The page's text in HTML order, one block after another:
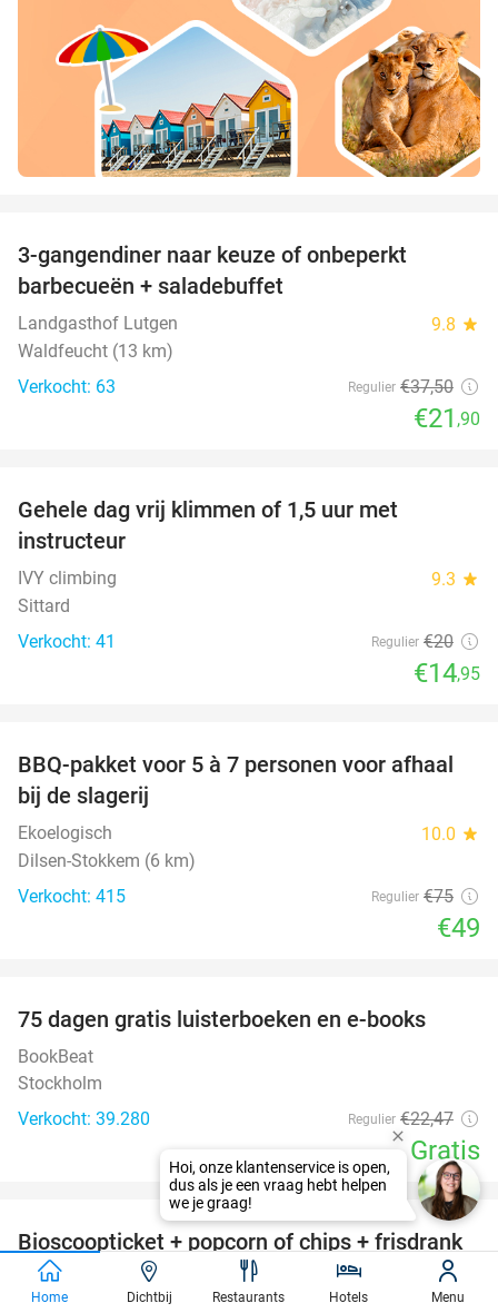
3-gangendiner naar keuze of onbeperkt
barbecueën + saladebuffet
Landgasthof Lutgen 9.8 star
Waldfeucht (13 km)
Verkocht: 63
Regulier €37,50
€21 ,90
Gehele dag vrij klimmen of 1,5 uur met
instructeur
IVY climbing 9.3 star
Sittard
Verkocht: 41
Regulier €20
€14,95
35%
BBQ-pakket voor 5 à 7 personen voor afhaal
bij de slagerij
Ekoelogisch 10.0 star
Dilsen-Stokkem (6 km)
Verkocht: 415
Regulier €75
€49
75 dagen gratis luisterboeken en e-books
BookBeat
Stockholm
Verkocht: 39.280
Regulier €22,47
Gratis
34%
favorite_border
Bioscoopticket + popcorn of chips + frisdrank
bij Royal Servicebioscoop Echt
Home Dichtbij Restaurants Hotels Menu